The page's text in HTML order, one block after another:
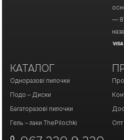
—
КАТАЛОГ
Одноразові пилочки
Подо – Диски
Багаторазові пилочки
Гель – лаки ThePilochki